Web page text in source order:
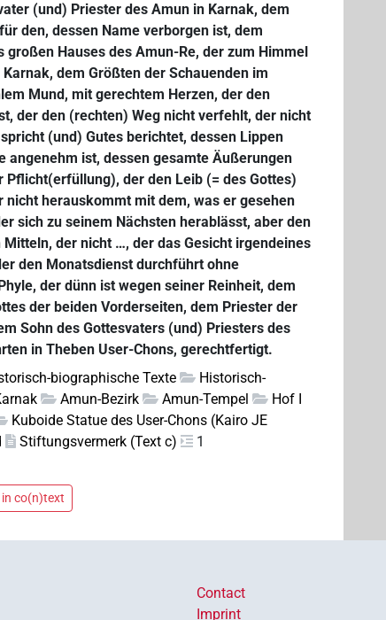
(und) Priester des Amun in Karnak, dem
den, dessen Name verborgen ist, dem
Hauses des Amun-Re, der zum Himmel
dem Größten der Schauenden im
Mund, mit gerechtem Herzen, der den
der den (rechten) Weg nicht verfehlt, der nicht
(und) Gutes berichtet, dessen Lippen
angenehm ist, dessen gesamte Äußerungen
der den Leib (= des Gottes)
nicht herauskommt mit dem, was er gesehen
sich zu seinem Nächsten herablässt, aber den
der nicht …, der das Gesicht irgendeines
den Monatsdienst durchführt ohne
der dünn ist wegen seiner Reinheit, dem
der beiden Vorderseiten, dem Priester der
Sohn des Gottesvaters (und) Priesters des
in Theben User-Chons, gerechtfertigt.
biographische Texte
Historisch-
Amun-Bezirk Amun-Tempel
Hof I
Kuboide Statue des User-Chons (Kairo JE
Stiftungsvermerk (Text c)
1
in co(n)text
Contact
Imprint